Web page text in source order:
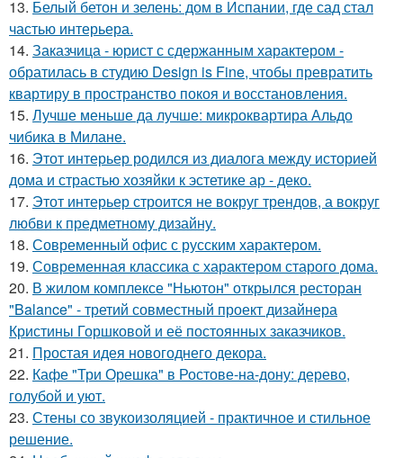
13. Белый бетон и зелень: дом в Испании, где сад стал
частью интерьера.
14. Заказчица - юрист с сдержанным характером -
обратилась в студию Design is Fine, чтобы превратить
квартиру в пространство покоя и восстановления.
15. Лучше меньше да лучше: микроквартира Альдо
чибика в Милане.
16. Этот интерьер родился из диалога между историей
дома и страстью хозяйки к эстетике ар - деко.
17. Этот интерьер строится не вокруг трендов, а вокруг
любви к предметному дизайну.
18. Современный офис с русским характером.
19. Современная классика с характером старого дома.
20. В жилом комплексе "Ньютон" открылся ресторан
"Balance" - третий совместный проект дизайнера
Кристины Горшковой и её постоянных заказчиков.
21. Простая идея новогоднего декора.
22. Кафе "Три Орешка" в Ростове-на-дону: дерево,
голубой и уют.
23. Стены со звукоизоляцией - практичное и стильное
решение.